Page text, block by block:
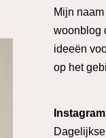
Mijn
woonblog
ideeën
op het